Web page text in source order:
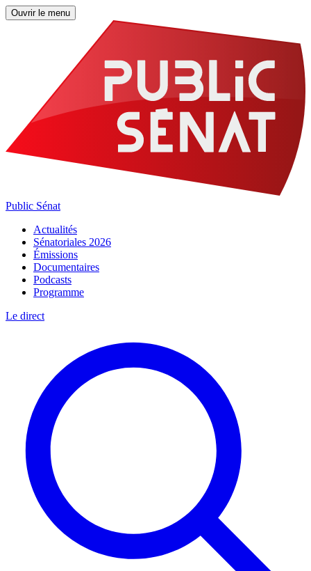
Ouvrir le menu
Public Sénat
Actualités
Sénatoriales 2026
Émissions
Documentaires
Podcasts
Programme
Le direct